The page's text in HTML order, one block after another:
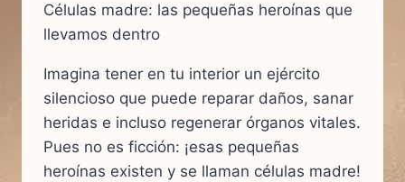
Células madre: las pequeñas heroínas que
llevamos dentro
Imagina tener en tu interior un ejército
silencioso que puede reparar daños, sanar
heridas e incluso regenerar órganos vitales.
Pues no es ficción: ¡esas pequeñas
heroínas existen y se llaman células madre!